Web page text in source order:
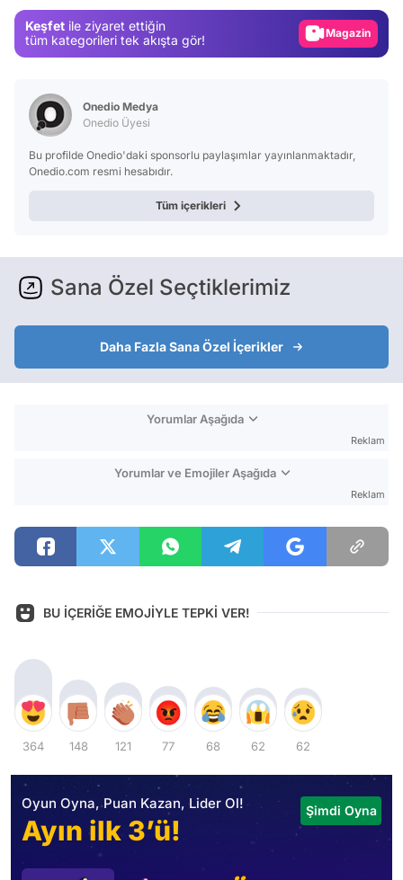
Keşfet ile ziyaret ettiğin
tüm kategorileri tek akışta gör!
Video
Onedio Medya
Onedio Üyesi
Bu profilde Onedio'daki sponsorlu paylaşımlar yayınlanmaktadır,
Onedio.com resmi hesabıdır.
Tüm içerikleri
Sana Özel Seçtiklerimiz
Daha Fazla Sana Özel İçerikler
Yorumlar Aşağıda
Reklam
Yorumlar ve Emojiler Aşağıda
Reklam
BU İÇERİĞE EMOJİYLE TEPKİ VER!
364 148 121 77 68 62 62
Oyun Oyna, Puan Kazan, Lider Ol!
Ayın ilk 3’ü!
Şimdi Oyna